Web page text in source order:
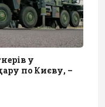
у
по Києву, –